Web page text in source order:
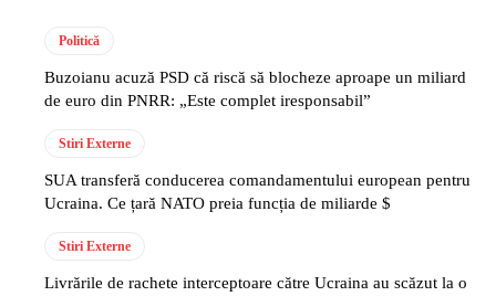
Politică
Buzoianu acuză PSD că riscă să blocheze aproape un miliard
de euro din PNRR: „Este complet iresponsabil”
Stiri Externe
SUA transferă conducerea comandamentului european pentru
Ucraina. Ce țară NATO preia funcția de miliarde $
Stiri Externe
Livrările de rachete interceptoare către Ucraina au scăzut la o